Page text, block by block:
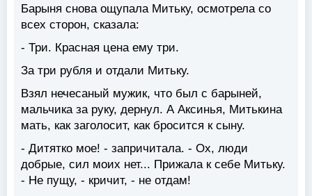
Барыня снова ощупала Митьку, осмотрела со
всех сторон, сказала:
- Три. Красная цена ему три.
За три рубля и отдали Митьку.
Взял нечесаный мужик, что был с барыней,
мальчика за руку, дернул. А Аксинья, Митькина
мать, как заголосит, как бросится к сыну.
- Дитятко мое! - запричитала. - Ох, люди
добрые, сил моих нет... Прижала к себе Митьку.
- Не пущу, - кричит, - не отдам!